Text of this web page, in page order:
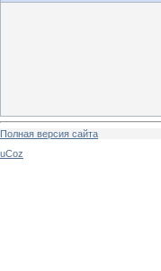
Полная версия сайта
uCoz